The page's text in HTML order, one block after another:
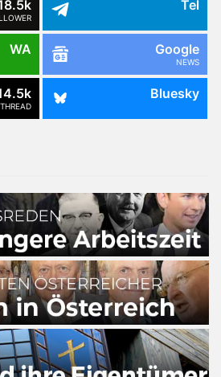
Tel
WA Google
NEWS
THREAD
Bluesky